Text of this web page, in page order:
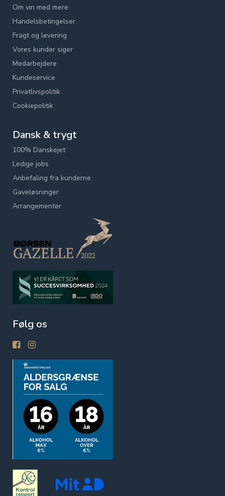
Om vin med mere
Handelsbetingelser
Fragt og levering
Vores kunder siger
Medarbejdere
Kundeservice
Privatlivspolitik
Cookiepolitik
Dansk & trygt
100% Danskejet
Ledige jobs
Anbefaling fra kunderne
Gaveløsninger
Arrangementer
Følg os